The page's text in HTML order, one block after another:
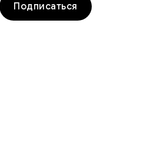
Подписаться